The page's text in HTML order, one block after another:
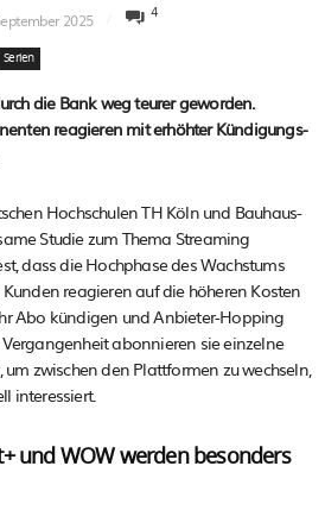
2025 4
Serien
die Bank weg teurer geworden.
reagieren mit erhöhter Kündigungs-
Hochschulen TH Köln und Bauhaus-
Studie zum Thema Streaming
dass die Hochphase des Wachstums
reagieren auf die höheren Kosten
Abo kündigen und Anbieter-Hopping
abonnieren sie einzelne
zwischen den Plattformen zu wechseln,
interessiert.
und WOW werden besonders